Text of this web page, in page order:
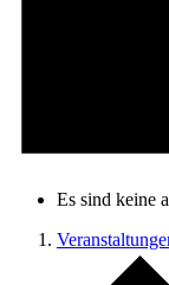
Es sind keine